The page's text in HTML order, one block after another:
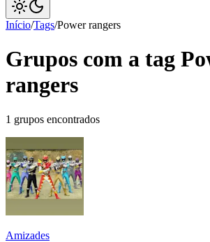
Início/Tags/Power rangers
Grupos com a tag
rangers
1 grupos encontrados
Amizades